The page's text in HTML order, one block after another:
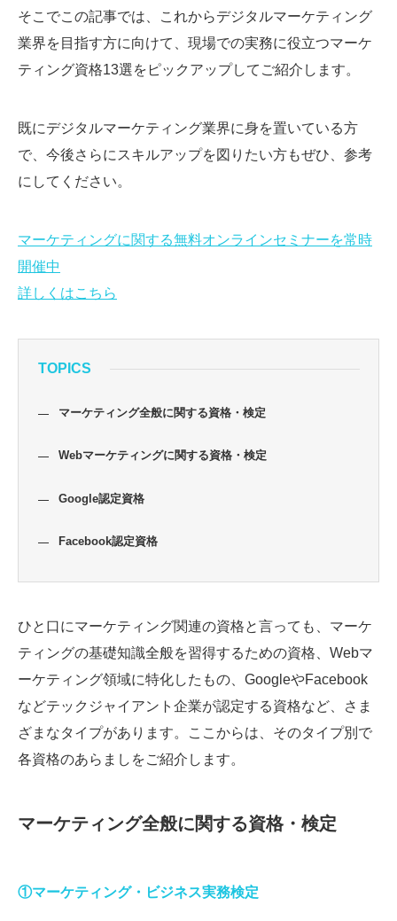
そこでこの記事では、これからデジタルマーケティング
業界を目指す方に向けて、現場での実務に役立つマーケ
ティング資格13選をピックアップしてご紹介します。
既にデジタルマーケティング業界に身を置いている方
で、今後さらにスキルアップを図りたい方もぜひ、参考
にしてください。
マーケティングに関する無料オンラインセミナーを常時
開催中
詳しくはこちら
TOPICS
マーケティング全般に関する資格・検定
Webマーケティングに関する資格・検定
Google認定資格
Facebook認定資格
ひと口にマーケティング関連の資格と言っても、マーケ
ティングの基礎知識全般を習得するための資格、Webマ
ーケティング領域に特化したもの、GoogleやFacebook
などテックジャイアント企業が認定する資格など、さま
ざまなタイプがあります。ここからは、そのタイプ別で
各資格のあらましをご紹介します。
マーケティング全般に関する資格・検定
①マーケティング・ビジネス実務検定